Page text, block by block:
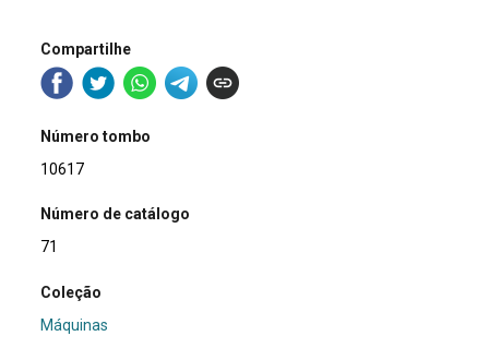
Compartilhe
Número tombo
10617
Número de catálogo
71
Coleção
Máquinas